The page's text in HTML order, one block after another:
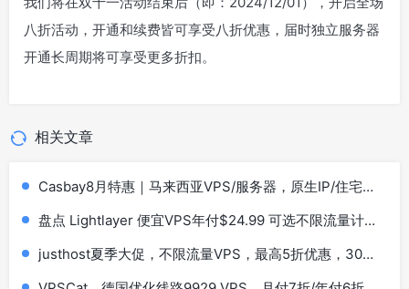
八折活动，开通和续费皆可享受八折优惠，届时独立服务器
开通长周期将可享受更多折扣。
相关文章
Casbay8月特惠｜马来西亚VPS/服务器，原生IP/住宅
盘点 Lightlayer 便宜VPS年付$24.99 可选不限流量计划
justhost夏季大促，不限流量VPS，最高5折优惠，30个